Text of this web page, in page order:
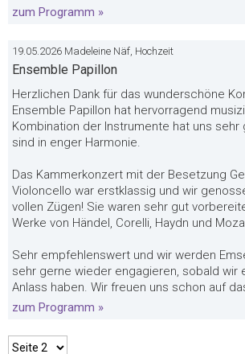
zum Programm »
19.05.2026 Madeleine Näf, Hochzeit
Ensemble Papillon
Herzlichen Dank für das wunderschöne
Ensemble Papillon hat hervorragend
Kombination der Instrumente hat uns sehr
sind in enger Harmonie.
Das Kammerkonzert mit der Besetzung
Violoncello war erstklassig und wir
vollen Zügen! Sie waren sehr gut
Werke von Händel, Corelli, Haydn und
Sehr empfehlenswert und wir werden
sehr gerne wieder engagieren, sobald wir
Anlass haben. Wir freuen uns schon auf
zum Programm »